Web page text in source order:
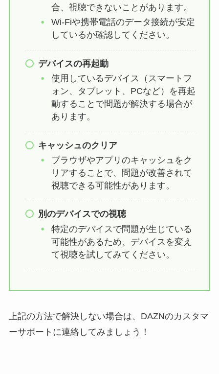
合、視聴できないことがあります。
Wi-Fiや携帯電話のデータ接続が安定
しているか確認してください。
デバイスの再起動
使用しているデバイス（スマートフ
ォン、タブレット、PCなど）を再起
動することで問題が解決する場合が
あります。
キャッシュのクリア
ブラウザやアプリのキャッシュをク
リアすることで、問題が改善されて
視聴できる可能性があります。
別のデバイスでの視聴
特定のデバイスで問題が生じている
可能性があるため、デバイスを変え
て視聴を試してみてください。
上記の方法で解決しない場合は、DAZNのカスタマ
ーサポートに連絡してみましょう！